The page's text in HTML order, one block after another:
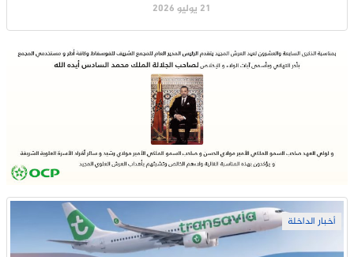
21 يوليو 2026
أخبار الداخلة